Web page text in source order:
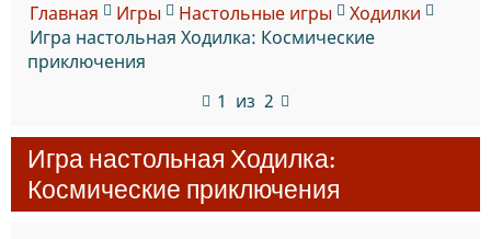
Главная Игры Настольные игры
Ходилки
Игра настольная Ходилка: Космические
приключения
1 из 2
Игра настольная Ходилка:
Космические приключения